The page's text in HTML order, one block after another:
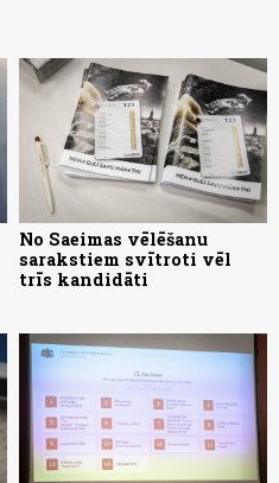
No Saeimas vēlēšanu
sarakstiem svītroti vēl
trīs kandidāti